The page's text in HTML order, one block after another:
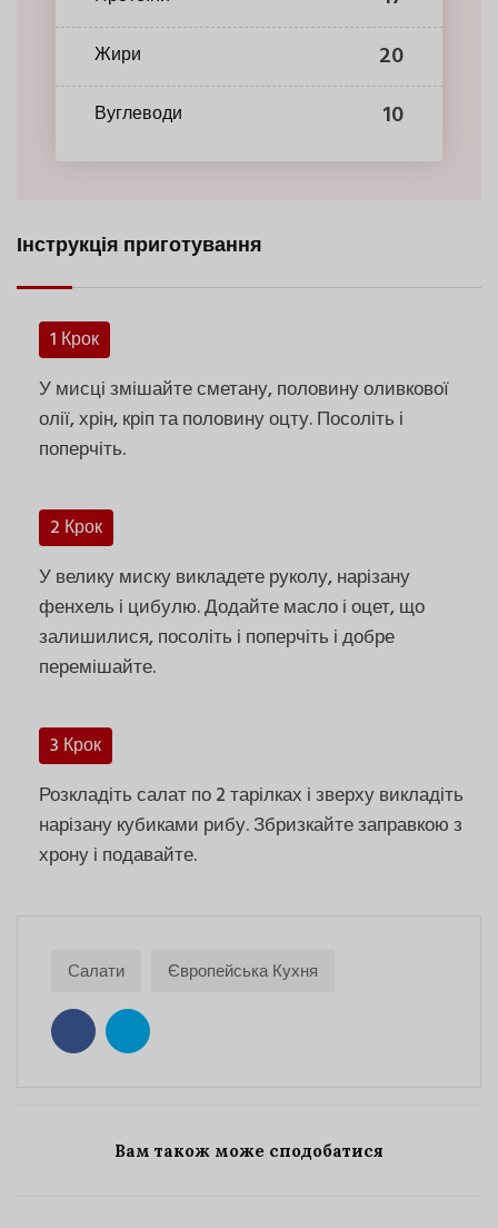
Жири 20
Вуглеводи 10
Інструкція приготування
1 Крок
У мисці змішайте сметану, половину оливкової
олії, хрін, кріп та половину оцту. Посоліть і
поперчіть.
2 Крок
У велику миску викладете руколу, нарізану
фенхель і цибулю. Додайте масло і оцет, що
залишилися, посоліть і поперчіть і добре
перемішайте.
3 Крок
Розкладіть салат по 2 тарілках і зверху викладіть
нарізану кубиками рибу. Збризкайте заправкою з
хрону і подавайте.
Салати Європейська Кухня
Вам також може сподобатися